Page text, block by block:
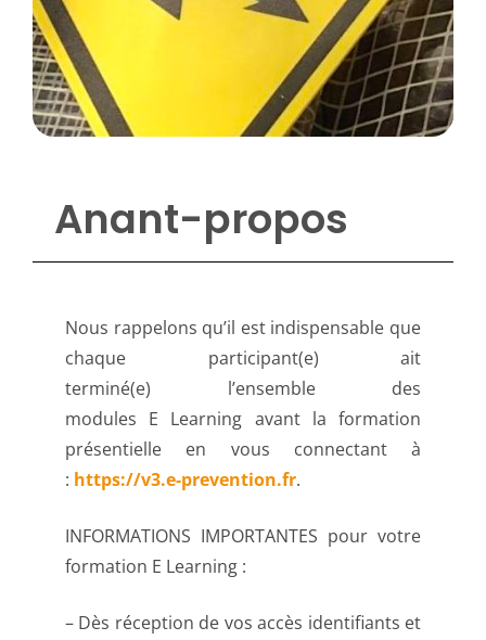
Anant-propos
Nous rappelons qu’il est indispensable que
chaque participant(e) ait
terminé(e) l’ensemble des
modules E Learning avant la formation
présentielle en vous connectant à
: https://v3.e-prevention.fr.
INFORMATIONS IMPORTANTES pour votre
formation E Learning :
– Dès réception de vos accès identifiants et